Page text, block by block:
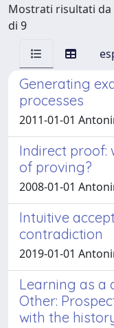
Mostrati risultati da
di 9
Generating
processes
2011-01-01
Indirect proof:
of proving?
2008-01-01
Intuitive
contradiction
2019-01-01
Learning as a
Other:
with the